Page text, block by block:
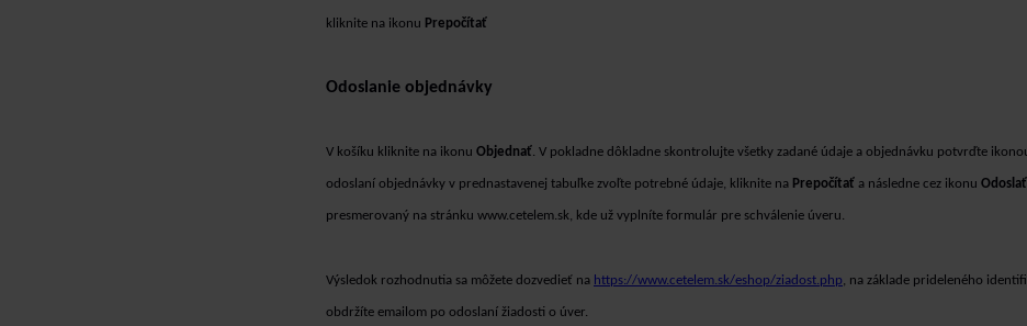
kliknite na ikonu Prepočítať
Odoslanie objednávky
V košíku kliknite na ikonu Objednať. V pokladne dôkladne skontrolujte všetky zadané údaje a objednávku potvrďte
odoslaní objednávky v prednastavenej tabuľke zvoľte potrebné údaje, kliknite na Prepočítať a následne cez ikonu Odoslať
presmerovaný na stránku www.cetelem.sk, kde už vyplníte formulár pre schválenie úveru.
Výsledok rozhodnutia sa môžete dozvedieť na https://www.cetelem.sk/eshop/ziadost.php, na základe prideleného
obdržíte emailom po odoslaní žiadosti o úver.